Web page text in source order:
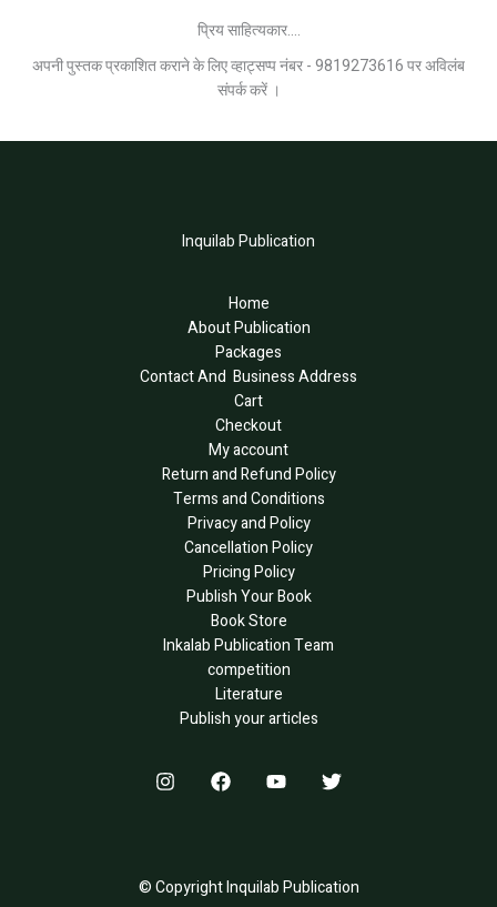
प्रिय साहित्यकार....
अपनी पुस्तक प्रकाशित कराने के लिए व्हाट्सप्प नंबर - 9819273616 पर अविलंब
संपर्क करें ।
Inquilab Publication
Home
About Publication
Packages
Contact And Business Address
Cart
Checkout
My account
Return and Refund Policy
Terms and Conditions
Privacy and Policy
Cancellation Policy
Pricing Policy
Publish Your Book
Book Store
Inkalab Publication Team
competition
Literature
Publish your articles
© Copyright Inquilab Publication